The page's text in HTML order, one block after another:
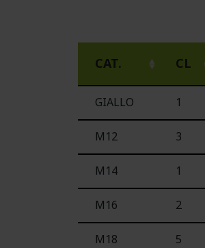
CAT. CL
GIALLO 1
M12 3
M14 1
M16 2
M18 5